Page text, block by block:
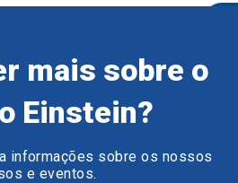
mais sobre o
Einstein?
informações sobre os nossos
e eventos.